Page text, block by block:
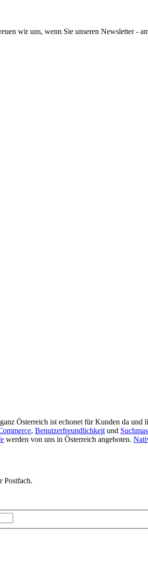
wir uns, wenn Sie unseren Newsletter -
Österreich ist echonet für Kunden da und
, Benutzerfreundlichkeit und
werden von uns in Österreich angeboten.
Postfach.